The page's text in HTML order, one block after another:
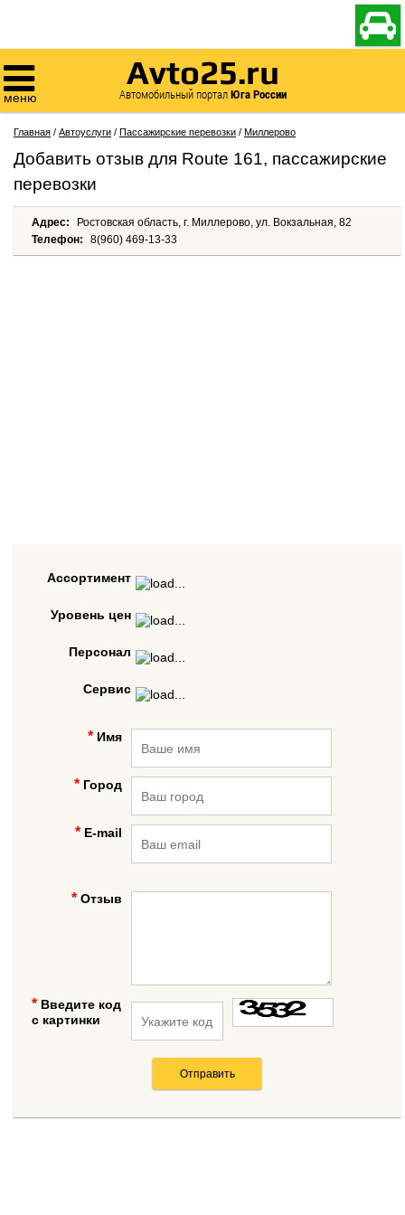


меню
Avto25.ru
Автомобильный порталЮга России
Главная / Автоуслуги / Пассажирские перевозки / Миллерово
Добавить отзыв для Route 161, пассажирские
перевозки
Адрес:
Ростовская область, г. Миллерово, ул. Вокзальная, 82
Телефон:
8(960) 469-13-33
Ассортимент
Уровень цен
Персонал
Сервис
Имя
Город
E-mail
Отзыв
Введите код
с картинки